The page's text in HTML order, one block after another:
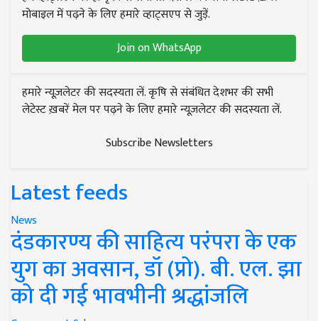
मोबाइल में पढ़ने के लिए हमारे व्हाट्सएप से जुड़ें.
Join on WhatsApp
हमारे न्यूज़लेटर की सदस्यता लें. कृषि से संबंधित देशभर की सभी
लेटेस्ट ख़बरें मेल पर पढ़ने के लिए हमारे न्यूज़लेटर की सदस्यता लें.
Subscribe Newsletters
Latest feeds
News
दंडकारण्य की साहित्य परंपरा के एक
युग का अवसान, डॉ (प्रो). बी. एल. झा
को दी गई भावभीनी श्रद्धांजलि